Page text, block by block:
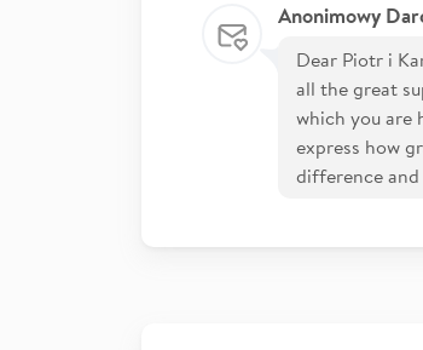
Anonimowy
Dear Piotr i
all the great
which you are
express how
difference